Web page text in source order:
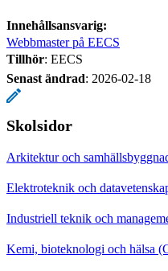
Innehållsansvarig:
Webbmaster på EECS
Tillhör: EECS
Senast ändrad: 2026-02-18
Skolsidor
Arkitektur och
Elektroteknik och
Industriell teknik och
Kemi, bioteknologi och hälsa